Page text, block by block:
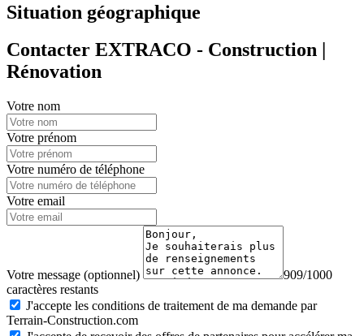
Situation géographique
Contacter EXTRACO - Construction |
Rénovation
Votre nom
Votre prénom
Votre numéro de téléphone
Votre email
Votre message (optionnel)
909/1000
caractères restants
J'accepte les conditions de traitement de ma demande par
Terrain-Construction.com